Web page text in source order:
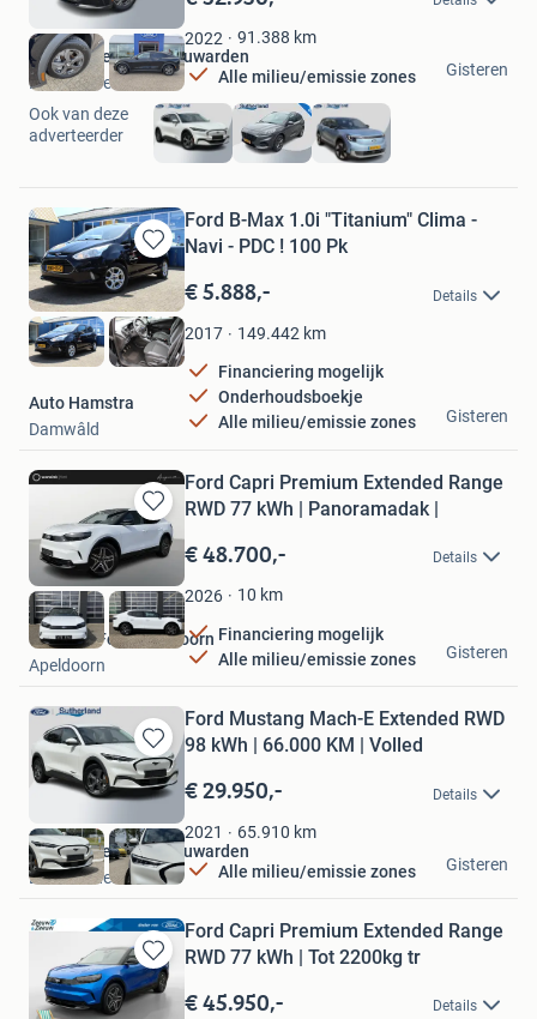
Mijn
Favorieten
2022 91.388 km
Alle milieu/emissie zones
Ford Sutherland Leeuwarden
Leeuwarden
Gisteren
Ook van deze
adverteerder
Bewaren
in
Mijn
Favorieten
Ford B-Max 1.0i "Titanium" Clima -
Navi - PDC ! 100 Pk
€ 5.888,- Details
2017 149.442 km
Financiering mogelijk
Onderhoudsboekje
Alle milieu/emissie zones
Auto Hamstra
Damwâld
Gisteren
Bewaren
Mijn
Favorieten
Ford Capri Premium Extended Range
RWD 77 kWh | Panoramadak |
€ 48.700,- Details
2026 10 km
Financiering mogelijk
Alle milieu/emissie zones
Wensink Ford Apeldoorn
Apeldoorn
Gisteren
Bewaren
in
Mijn
Favorieten
Ford Mustang Mach-E Extended RWD
98 kWh | 66.000 KM | Volled
€ 29.950,- Details
2021 65.910 km
Alle milieu/emissie zones
Ford Sutherland Leeuwarden
Leeuwarden
Gisteren
Bewaren
in
Ford Capri Premium Extended Range
RWD 77 kWh | Tot 2200kg tr
€ 45.950,- Details